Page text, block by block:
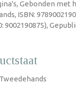
Gebonden met
ISBN:
9002190875),